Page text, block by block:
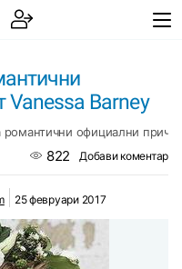
Vanessa Barney
официални
822 Добави коментар
25 февруари 2017